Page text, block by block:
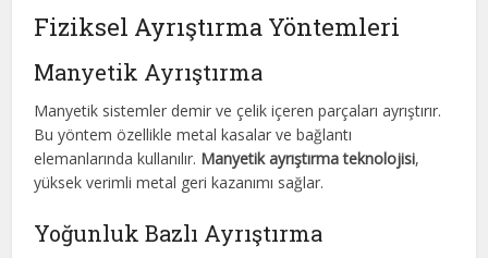
Fiziksel Ayrıştırma Yöntemleri
Manyetik Ayrıştırma
Manyetik sistemler demir ve çelik içeren parçaları ayrıştırır.
Bu yöntem özellikle metal kasalar ve bağlantı
elemanlarında kullanılır. Manyetik ayrıştırma teknolojisi,
yüksek verimli metal geri kazanımı sağlar.
Yoğunluk Bazlı Ayrıştırma